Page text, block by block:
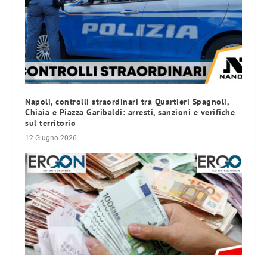
Napoli, controlli straordinari tra Quartieri Spagnoli,
Chiaia e Piazza Garibaldi: arresti, sanzioni e verifiche
sul territorio
12 Giugno 2026